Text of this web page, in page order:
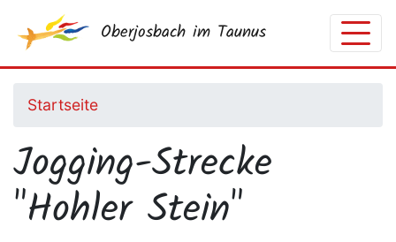
zum
Oberjosbach im Taunus
Startseite
Jogging-Strecke
"Hohler Stein"